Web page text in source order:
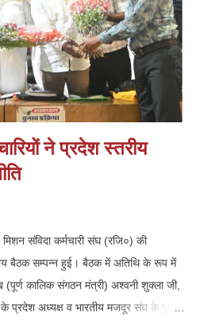
ने प्रदेश स्तरीय
संविदा कर्मचारी संघ (रजि०) की
बैठक सम्पन्न हुई। बैठक में अतिथि के रूप में
कालिक संगठन मंत्री) अश्वनी शुक्ला जी,
प्रदेश अध्यक्ष व भारतीय मजदूर संघ के पूर्व